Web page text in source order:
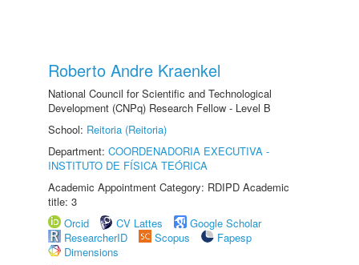
Roberto Andre Kraenkel
National Council for Scientific and Technological
Development (CNPq) Research Fellow - Level B
School: Reitoria (Reitoria)
Department: COORDENADORIA EXECUTIVA -
INSTITUTO DE FÍSICA TEÓRICA
Academic Appointment Category: RDIPD Academic
title: 3
Orcid
CV Lattes
Google Scholar
ResearcherID
Scopus
Fapesp
Dimensions